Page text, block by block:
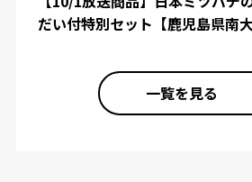
だい付特別セット【鹿児島県南大
一覧を見る